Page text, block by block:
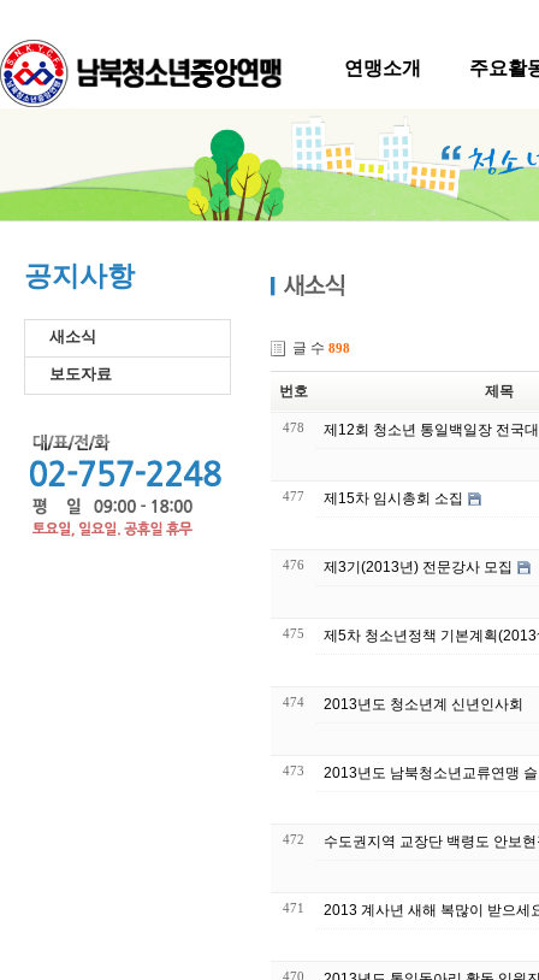
연맹소개 주요활
공지사항
새소식
보도자료
글 수 898
번호 제목
478 제12회 청소년 통일백일장 전국
477 제15차 임시총회 소집
476 제3기(2013년) 전문강사 모집
475 제5차 청소년정책 기본계획
474 2013년도 청소년계 신년인사회
473 2013년도 남북청소년교류연맹
472 수도권지역 교장단 백령도 안보
471 2013 계사년 새해 복많이 받으세
470